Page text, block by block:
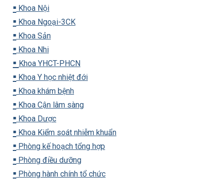
▪️ Khoa Nội
▪️ Khoa Ngoại-3CK
▪️ Khoa Sản
▪️ Khoa Nhi
▪️ Khoa YHCT-PHCN
▪️ Khoa Y học nhiệt đới
▪️ Khoa khám bệnh
▪️ Khoa Cận lâm sàng
▪️ Khoa Dược
▪️ Khoa Kiểm soát nhiễm khuẩn
▪️ Phòng kế hoạch tổng hợp
▪️ Phòng điều dưỡng
▪️ Phòng hành chính tổ chức